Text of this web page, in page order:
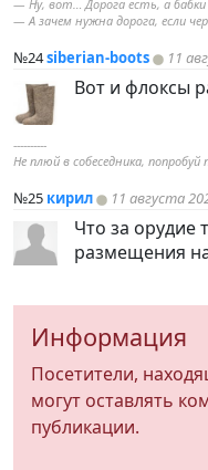
— Ну, вот… Дорога есть, а
— А зачем нужна дорога, если
№24siberian-boots 11
Вот и флоксы
----------
Не плюй в собеседника,
№25 кирил 11 августа
Что за орудие
размещения
Информация
Посетители,
могут оставлять
публикации.